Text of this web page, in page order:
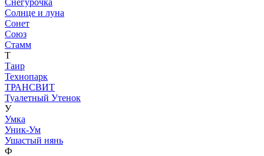
Снегурочка
Солнце и луна
Сонет
Союз
Стамм
Т
Таир
Технопарк
ТРАНСВИТ
Туалетный Утенок
У
Умка
Уник-Ум
Ушастый нянь
Ф